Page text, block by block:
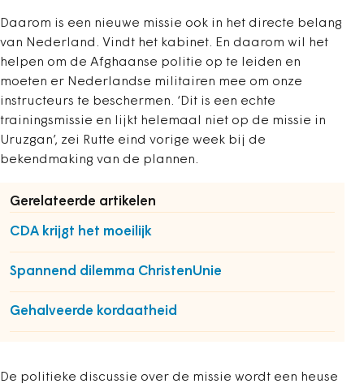
Daarom is een nieuwe missie ook in het directe belang
van Nederland. Vindt het kabinet. En daarom wil het
helpen om de Afghaanse politie op te leiden en
moeten er Nederlandse militairen mee om onze
instructeurs te beschermen. ‘Dit is een echte
trainingsmissie en lijkt helemaal niet op de missie in
Uruzgan’, zei Rutte eind vorige week bij de
bekendmaking van de plannen.
Gerelateerde artikelen
CDA krijgt het moeilijk
Spannend dilemma ChristenUnie
Gehalveerde kordaatheid
De politieke discussie over de missie wordt een heuse